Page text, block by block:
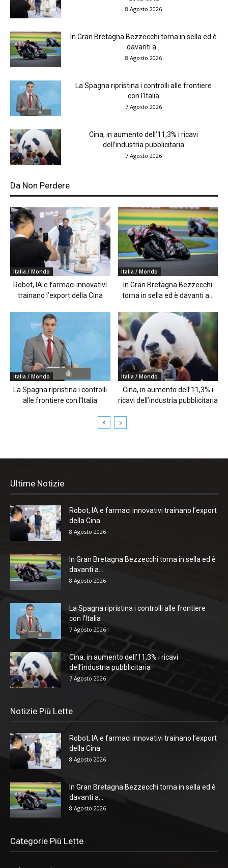
8 Agosto 2026
In Gran Bretagna Bezzecchi torna in sella ed è
davanti a...
8 Agosto 2026
La Spagna ripristina i controlli alle frontiere
con l’Italia
7 Agosto 2026
Cina, in aumento dell’11,3% i ricavi
dell’industria pubblicitaria
7 Agosto 2026
Da Non Perdere
Italia / Mondo
Robot, IA e farmaci innovativi
trainano l’export della Cina
Italia / Mondo
In Gran Bretagna Bezzecchi
torna in sella ed è davanti a...
Italia / Mondo
La Spagna ripristina i controlli
alle frontiere con l’Italia
Italia / Mondo
Cina, in aumento dell’11,3% i
ricavi dell’industria pubblicitaria
Ultime Notizie
Robot, IA e farmaci innovativi trainano l’export
della Cina
8 Agosto 2026
In Gran Bretagna Bezzecchi torna in sella ed è
davanti a...
8 Agosto 2026
La Spagna ripristina i controlli alle frontiere
con l’Italia
7 Agosto 2026
Cina, in aumento dell’11,3% i ricavi
dell’industria pubblicitaria
7 Agosto 2026
Notizie Più Lette
Robot, IA e farmaci innovativi trainano l’export
della Cina
8 Agosto 2026
In Gran Bretagna Bezzecchi torna in sella ed è
davanti a...
8 Agosto 2026
Categorie Più Lette